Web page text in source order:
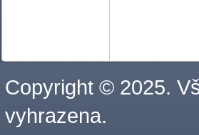
Copyright © 2025.
vyhrazena.